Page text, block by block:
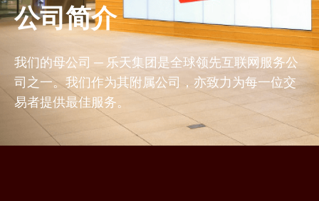
公司简介
我们的母公司 ─ 乐天集团是全球领先互联网服务公
司之一。我们作为其附属公司，亦致力为每一位交
易者提供最佳服务。